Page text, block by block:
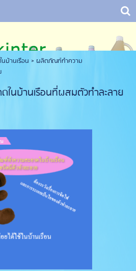
บ้านเรือน > ผลิตภัณฑ์ทำความ
นบ้านเรือนที่ผสมตัวทำละลาย